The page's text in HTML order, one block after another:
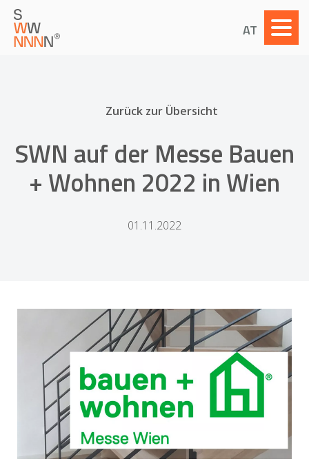
AT
Zurück zur Übersicht
SWN auf der Messe Bauen
+ Wohnen 2022 in Wien
01.11.2022